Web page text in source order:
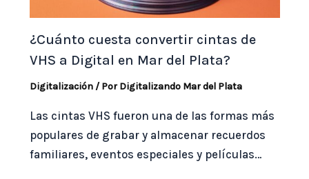
¿Cuánto cuesta convertir cintas de
VHS a Digital en Mar del Plata?
Digitalización/ PorDigitalizando Mar del Plata
Las cintas VHS fueron una de las formas más
populares de grabar y almacenar recuerdos
familiares, eventos especiales y películas…